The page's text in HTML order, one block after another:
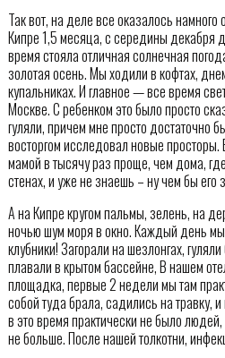
Так вот, на деле все оказалось
Кипре 1,5 месяца, с середины декабря
время стояла отличная солнечная
золотая осень. Мы ходили в кофтах,
купальниках. И главное — все время
Москве. С ребенком это было просто
гуляли, причем мне просто достаточно
восторгом исследовал новые
мамой в тысячу раз проще, чем дома,
стенах, и уже не знаешь – ну чем бы его
А на Кипре кругом пальмы, зелень, на
ночью шум моря в окно. Каждый день
клубники! Загорали на шезлонгах,
плавали в крытом бассейне, В нашем
площадка, первые 2 недели мы там
собой туда брала, садились на травку,
в это время практически не было
не больше. После нашей толкотни,